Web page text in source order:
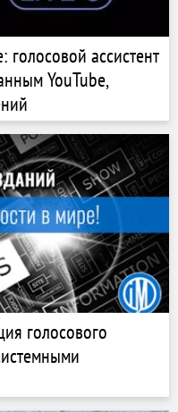
ассистент
YouTube,
голосового